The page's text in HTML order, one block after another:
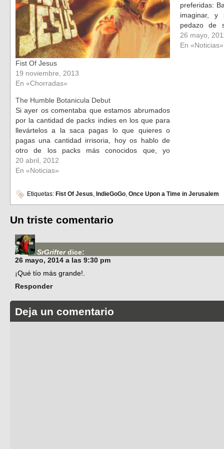
Fist Of Jesus
19 noviembre, 2013
En «Chorradas»
preferidas:
imaginar, y
pedazo de
temblar por
varios
26 mayo,
En «Noticias»
The Humble Botanicula Debut
Si ayer os comentaba que estamos abrumados
por la cantidad de packs indies en los que para
llevártelos a la saca pagas lo que quieres o
pagas una cantidad irrisoria, hoy os hablo de
otro de los packs más conocidos que, yo
recuerde, fue el precursor de toda esta movida.
…
20 abril, 2012
En «Noticias»
Etiquetas: Fist Of Jesus, IndieGoGo, Once Upon a Time in Jerusalem
Un triste comentario
SrGrifter dice:
26 mayo, 2014 a las 9:30 pm
¡Qué tío más grande!.
Responder
Deja un comentario